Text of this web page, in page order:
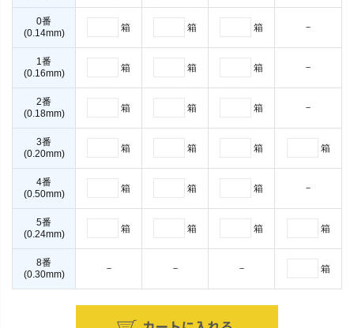
0番
(0.14mm)
箱 箱 箱 －
1番
(0.16mm)
箱 箱 箱 －
2番
(0.18mm)
箱 箱 箱 －
3番
(0.20mm)
箱 箱 箱 箱
4番
(0.50mm)
箱 箱 箱 －
5番
(0.24mm)
箱 箱 箱 箱
8番
(0.30mm)
－ － － 箱